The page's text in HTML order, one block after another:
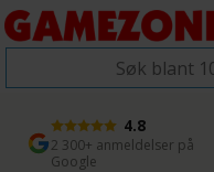
4.8
2 300+ anmeldelser på
Google
1 dags levering
Bestill innen kl. 12